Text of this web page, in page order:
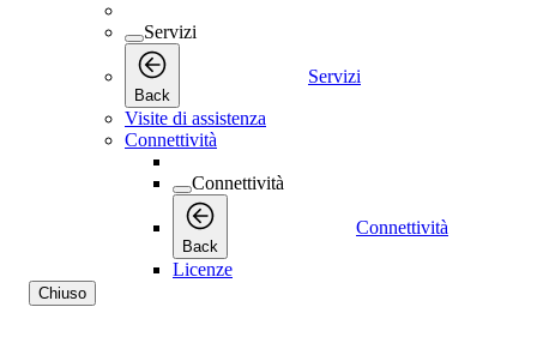
Servizi
Back
Servizi
Visite di assistenza
Connettività
Connettività
Back
Connettività
Licenze
Chiuso